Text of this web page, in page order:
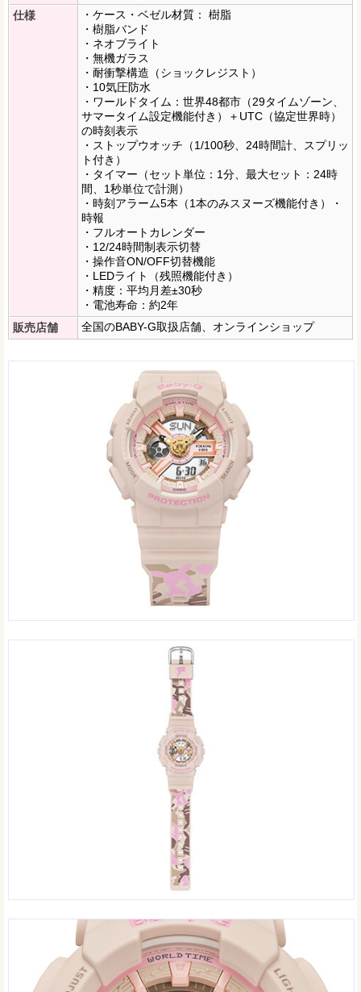
仕様
・ケース・ベゼル材質： 樹脂
・樹脂バンド
・ネオブライト
・無機ガラス
・耐衝撃構造（ショックレジスト）
・10気圧防水
・ワールドタイム：世界48都市（29タイムゾーン、
サマータイム設定機能付き）＋UTC（協定世界時）
の時刻表示
・ストップウオッチ（1/100秒、24時間計、スプリッ
ト付き）
・タイマー（セット単位：1分、最大セット：24時
間、1秒単位で計測）
・時刻アラーム5本（1本のみスヌーズ機能付き）・
時報
・フルオートカレンダー
・12/24時間制表示切替
・操作音ON/OFF切替機能
・LEDライト（残照機能付き）
・精度：平均月差±30秒
・電池寿命：約2年
販売店舗
全国のBABY-G取扱店舗、オンラインショップ